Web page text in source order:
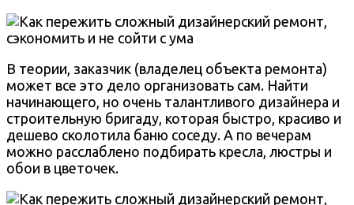
В теории, заказчик (владелец объекта ремонта)
может все это дело организовать сам. Найти
начинающего, но очень талантливого дизайнера и
строительную бригаду, которая быстро, красиво и
дешево сколотила баню соседу. А по вечерам
можно расслаблено подбирать кресла, люстры и
обои в цветочек.